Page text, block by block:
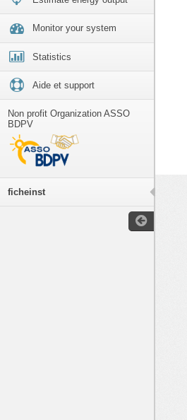
Monitor your system
Statistics
Aide et support
Non profit Organization ASSO
BDPV
ficheinst